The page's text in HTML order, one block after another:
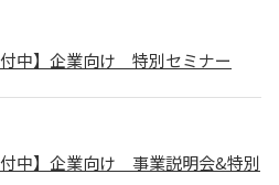
付中】企業向け 特別セミナー
付中】企業向け 事業説明会&特別